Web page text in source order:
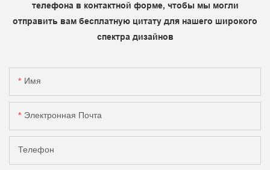
телефона в контактной форме, чтобы мы могли
отправить вам бесплатную цитату для нашего широкого
спектра дизайнов
Имя
Электронная Почта
Телефон